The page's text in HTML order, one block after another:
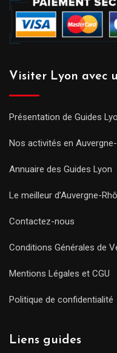
Visiter Lyon avec
Présentation de Guides
Nos activités en
Annuaire des Guides Lyon
Le meilleur d’Auvergne-
Contactez-nous
Conditions Générales de
Mentions Légales et CGU
Politique de confidentialité
Liens guides